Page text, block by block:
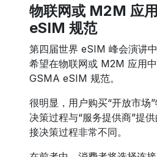
物联网或 M2M 应
eSIM 规范
第四届世界 eSIM 峰会演讲
希望在物联网或 M2M 应用
GSMA eSIM 规范。
很明显，用户购买“开放市场
决策过程与“服务提供商”提
接决策过程非常不同。